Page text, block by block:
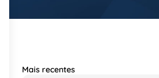
Mais recentes